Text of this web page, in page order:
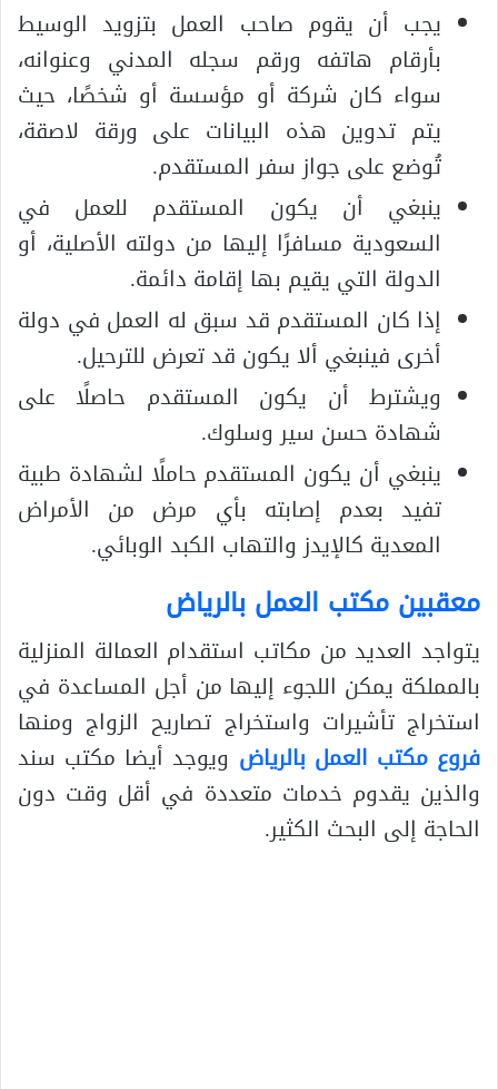
يجب أن يقوم صاحب العمل بتزويد الوسيط
بأرقام هاتفه ورقم سجله المدني وعنوانه،
سواء كان شركة أو مؤسسة أو شخصًا، حيث
يتم تدوين هذه البيانات على ورقة لاصقة،
تُوضع على جواز سفر المستقدم.
ينبغي أن يكون المستقدم للعمل في
السعودية مسافرًا إليها من دولته الأصلية، أو
الدولة التي يقيم بها إقامة دائمة.
إذا كان المستقدم قد سبق له العمل في دولة
أخرى فينبغي ألا يكون قد تعرض للترحيل.
ويشترط أن يكون المستقدم حاصلًا على
شهادة حسن سير وسلوك.
ينبغي أن يكون المستقدم حاملًا لشهادة طبية
تفيد بعدم إصابته بأي مرض من الأمراض
المعدية كالإيدز والتهاب الكبد الوبائي.
معقبين مكتب العمل بالرياض
يتواجد العديد من مكاتب استقدام العمالة المنزلية
بالمملكة يمكن اللجوء إليها من أجل المساعدة في
استخراج تأشيرات واستخراج تصاريح الزواج ومنها
فروع مكتب العمل بالرياض ويوجد أيضا مكتب سند
والذين يقدوم خدمات متعددة في أقل وقت دون
الحاجة إلى البحث الكثير.